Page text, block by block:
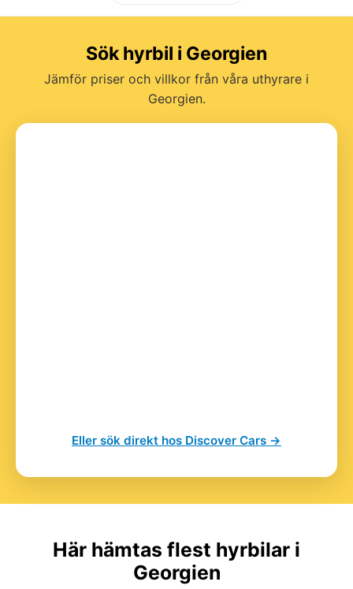
Sök hyrbil i Georgien
Jämför priser och villkor från våra uthyrare i
Georgien.
Eller sök direkt hos Discover Cars →
Här hämtas flest hyrbilar i
Georgien